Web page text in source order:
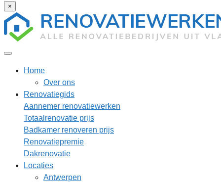
×
Home
Over ons
Renovatiegids
Aannemer renovatiewerken
Totaalrenovatie prijs
Badkamer renoveren prijs
Renovatiepremie
Dakrenovatie
Locaties
Antwerpen